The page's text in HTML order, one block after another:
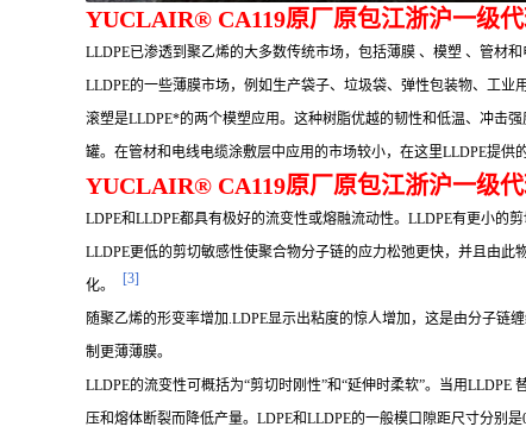
YUCLAIR® CA119原厂原包江浙沪一级
LLDPE已渗透到聚乙烯的大多数传统市场，包括薄膜 、模塑 、管材
LLDPE的一些薄膜市场，例如生产袋子、垃圾袋、弹性包装物、工
滚塑是LLDPE*的两个模塑应用。这种树脂优越的韧性和低温、冲击
罐。在管材和电线电缆涂敷层中应用的市场较小，在这里LLDPE提供
YUCLAIR® CA119原厂原包江浙沪一级
LDPE和LLDPE都具有极好的流变性或熔融流动性。LLDPE有更小的
LLDPE更低的剪切敏感性使聚合物分子链的应力松弛更快，并且由
化。
[3]
随聚乙烯的形变率增加.LDPE显示出粘度的惊人增加，这是由分子链
制更薄薄膜。
LLDPE的流变性可概括为“剪切时刚性”和“延伸时柔软”。当用
压和熔体断裂而降低产量。LDPE和LLDPE的一般模口隙距尺寸分别是